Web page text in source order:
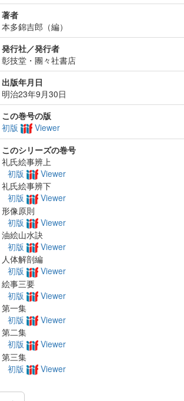
著者
本多錦吉郎（編）
発行社／発行者
彰技堂・團々社書店
出版年月日
明治23年9月30日
この巻号の版
初版
Viewer
このシリーズの巻号
礼氏絵事辨上
初版
Viewer
礼氏絵事辨下
初版
Viewer
形像原則
初版
Viewer
油絵山水訣
初版
Viewer
人体解剖編
初版
Viewer
絵事三要
初版
Viewer
第一集
初版
Viewer
第二集
初版
Viewer
第三集
初版
Viewer